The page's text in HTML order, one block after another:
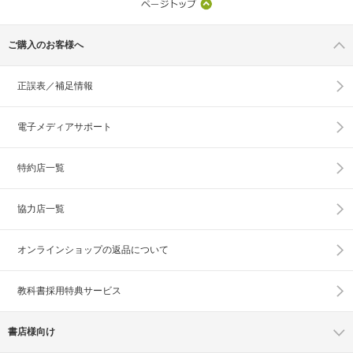
ご購入のお客様へ
正誤表／補足情報
電子メディアサポート
特約店一覧
協力店一覧
オンラインショップの返品について
教科書採用特典サービス
書店様向け